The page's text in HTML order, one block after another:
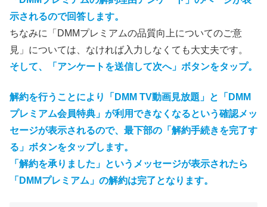
示されるので回答します。
ちなみに「DMMプレミアムの品質向上についてのご意
見」については、なければ入力しなくても大丈夫です。
そして、「アンケートを送信して次へ」ボタンをタップ。
解約を行うことにより「DMM TV動画見放題」と「DMM
プレミアム会員特典」が利用できなくなるという確認メッ
セージが表示されるので、最下部の「解約手続きを完了す
る」ボタンをタップします。
「解約を承りました」というメッセージが表示されたら
「DMMプレミアム」の解約は完了となります。